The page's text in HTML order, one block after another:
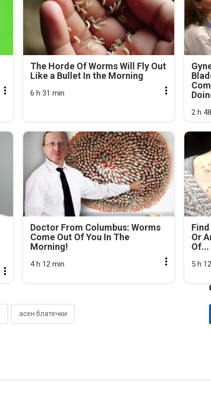
The Horde Of Worms Will Fly Out
Like a Bullet In the Morning
6 h 31 min
2 h
Doctor From Columbus: Worms
Come Out Of You In The
Morning!
4 h 12 min
Or
Of...
5 h
асен блатечки